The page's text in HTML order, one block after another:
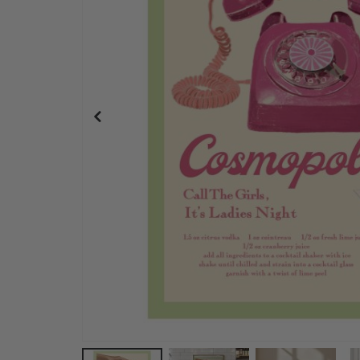
Personalisierte Poster - Beste Freunde Foto-